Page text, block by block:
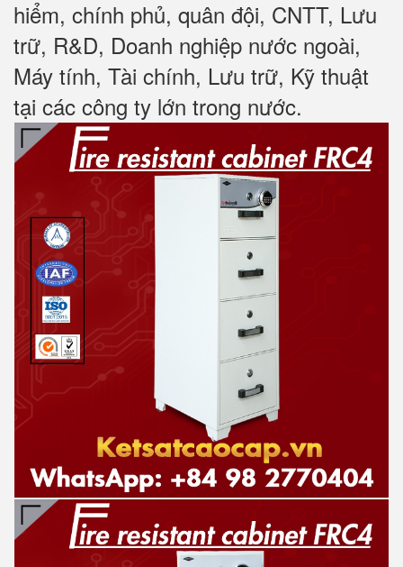
hiểm, chính phủ, quân đội, CNTT, Lưu
trữ, R&D, Doanh nghiệp nước ngoài,
Máy tính, Tài chính, Lưu trữ, Kỹ thuật
tại các công ty lớn trong nước.